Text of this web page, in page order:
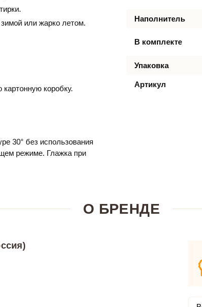
или жарко летом.
коробку.
30° без использования
режиме. Глажка при
Наполнитель
В комплекте
Упаковка
Артикул
О БРЕНДЕ